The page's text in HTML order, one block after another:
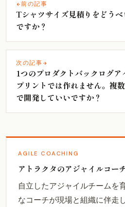
前の記事
Tシャツサイズ見積りをどう
ですか？
次の記事
1つのプロダクトバックログア
プリントでは作れません。複
で開発していいですか？
AGILE COACHING
アトラクタのアジャイルコー
自立したアジャイルチームを
なコーチが現場と組織に伴走